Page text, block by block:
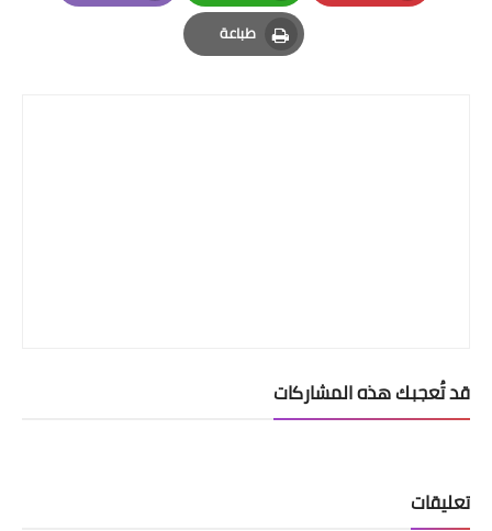
Pinterest
Whatsapp
Email
طباعة
Print
قد تُعجبك هذه المشاركات
تعليقات